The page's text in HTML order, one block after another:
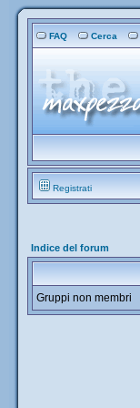
FAQ Cerca
Registrati
Indice del forum
Gruppi non membri